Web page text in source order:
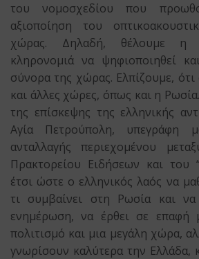
του νομοσχεδίου που
αξιοποίηση του
χώρας. Δηλαδή, θέλουμε η
κληρονομιά να ψηφιοποιηθεί
σύνορα της χώρας. Ελπίζουμε,
και άλλες χώρες, όπως και η
της επίσκεψης της ελληνικής
Αγία Πετρούπολη, υπεγράφη
ανταλλαγής περιεχομένου
Πρακτορείου Ειδήσεων και του
έτσι ώστε ο ελληνικός λαός να
τι συμβαίνει στη Ρωσία και να
ενημέρωση, να έρθει σε επαφή
πολιτισμό και μια μεγάλη χώρα,
γνωρίσουν καλύτερα την Ελλάδα,